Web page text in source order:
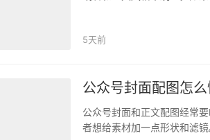
5天前
公众号封面配图怎
公众号封面和正文配图经常
者想给素材加一点形状和滤